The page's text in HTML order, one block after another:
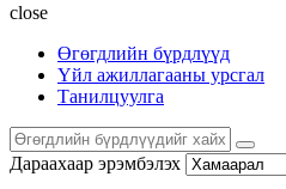
close
Өгөгдлийн бүрдлүүд
Үйл ажиллагааны урсгал
Танилцуулга
Дараахаар эрэмбэлэх